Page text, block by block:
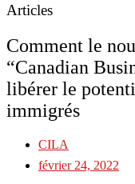
Articles
Comment le
“Canadian
libérer le
immigrés
CILA
février 24, 2022